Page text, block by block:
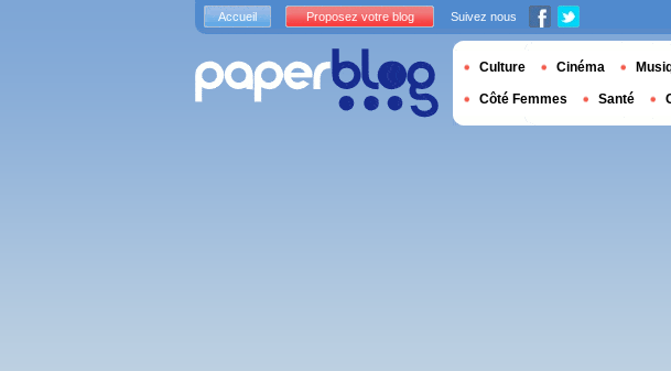
Accueil Proposez votre blog Suivez nous
Culture Cinéma
Côté Femmes Santé